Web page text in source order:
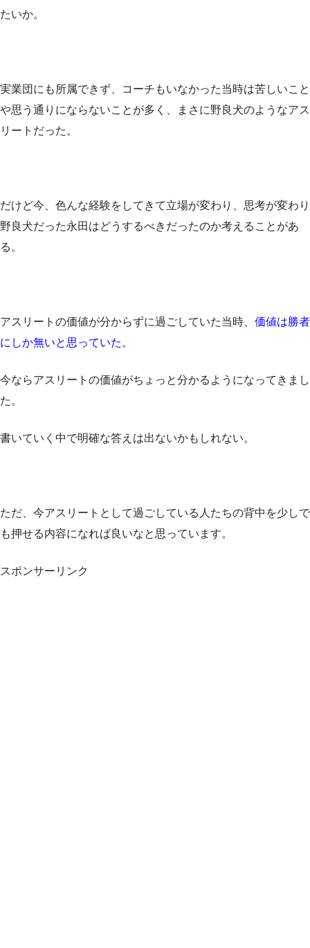
たいか。
実業団にも所属できず、コーチもいなかった当時は苦しいこと
や思う通りにならないことが多く、まさに野良犬のようなアス
リートだった。
だけど今、色んな経験をしてきて立場が変わり、思考が変わり
野良犬だった永田はどうするべきだったのか考えることがあ
る。
アスリートの価値が分からずに過ごしていた当時、 価値は勝者
にしか無いと思っていた 。
今ならアスリートの価値がちょっと分かるようになってきまし
た。
書いていく中で明確な答えは出ないかもしれない。
ただ、今アスリートとして過ごしている人たちの背中を少しで
も押せる内容になれば良いなと思っています。
スポンサーリンク